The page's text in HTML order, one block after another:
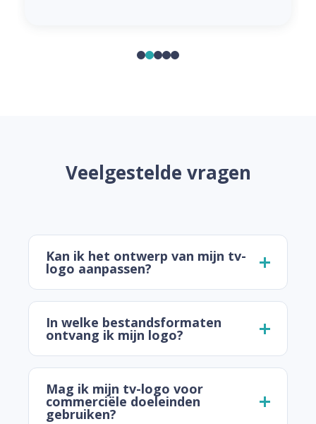
Veelgestelde vragen
Kan ik het ontwerp van mijn tv-
logo aanpassen?
In welke bestandsformaten
ontvang ik mijn logo?
Mag ik mijn tv-logo voor
commerciële doeleinden
gebruiken?